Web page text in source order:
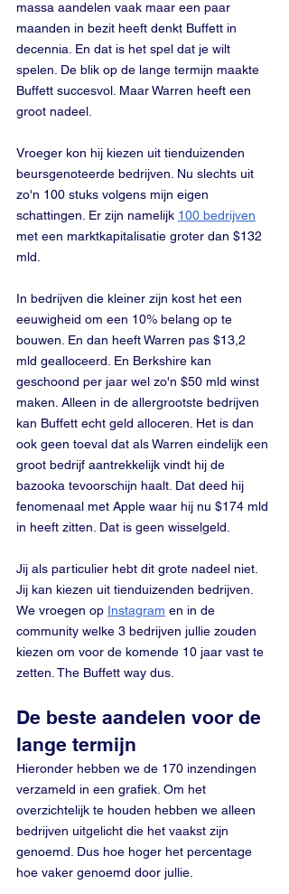
massa aandelen vaak maar een paar
maanden in bezit heeft denkt Buffett in
decennia. En dat is het spel dat je wilt
spelen. De blik op de lange termijn maakte
Buffett succesvol. Maar Warren heeft een
groot nadeel.
Vroeger kon hij kiezen uit tienduizenden
beursgenoteerde bedrijven. Nu slechts uit
zo'n 100 stuks volgens mijn eigen
schattingen. Er zijn namelijk 100 bedrijven
met een marktkapitalisatie groter dan $132
mld.
In bedrijven die kleiner zijn kost het een
eeuwigheid om een 10% belang op te
bouwen. En dan heeft Warren pas $13,2
mld gealloceerd. En Berkshire kan
geschoond per jaar wel zo'n $50 mld winst
maken. Alleen in de allergrootste bedrijven
kan Buffett echt geld alloceren. Het is dan
ook geen toeval dat als Warren eindelijk een
groot bedrijf aantrekkelijk vindt hij de
bazooka tevoorschijn haalt. Dat deed hij
fenomenaal met Apple waar hij nu $174 mld
in heeft zitten. Dat is geen wisselgeld.
Jij als particulier hebt dit grote nadeel niet.
Jij kan kiezen uit tienduizenden bedrijven.
We vroegen op Instagram en in de
community welke 3 bedrijven jullie zouden
kiezen om voor de komende 10 jaar vast te
zetten. The Buffett way dus.
De beste aandelen voor de
lange termijn
Hieronder hebben we de 170 inzendingen
verzameld in een grafiek. Om het
overzichtelijk te houden hebben we alleen
bedrijven uitgelicht die het vaakst zijn
genoemd. Dus hoe hoger het percentage
hoe vaker genoemd door jullie.